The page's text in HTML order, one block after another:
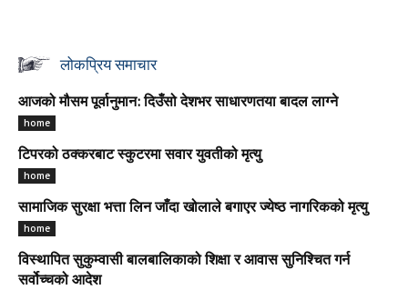
लोकप्रिय समाचार
आजको मौसम पूर्वानुमान: दिउँसो देशभर साधारणतया बादल लाग्ने
home
टिपरको ठक्करबाट स्कुटरमा सवार युवतीको मृत्यु
home
सामाजिक सुरक्षा भत्ता लिन जाँदा खोलाले बगाएर ज्येष्ठ नागरिकको मृत्यु
home
विस्थापित सुकुम्वासी बालबालिकाको शिक्षा र आवास सुनिश्चित गर्न
सर्वोच्चको आदेश